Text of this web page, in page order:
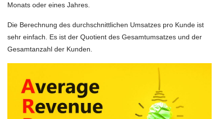
Monats oder eines Jahres.
Die Berechnung des durchschnittlichen Umsatzes pro Kunde ist
sehr einfach. Es ist der Quotient des Gesamtumsatzes und der
Gesamtanzahl der Kunden.